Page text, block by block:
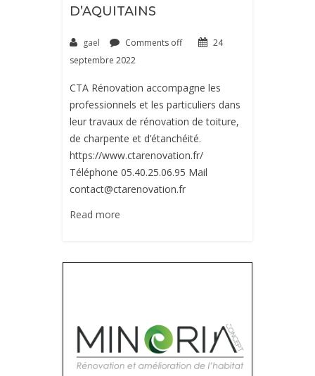
D’AQUITAINS
gael Comments off
24
septembre 2022
CTA Rénovation accompagne les
professionnels et les particuliers dans
leur travaux de rénovation de toiture,
de charpente et d’étanchéité.
https://www.ctarenovation.fr/
Téléphone 05.40.25.06.95 Mail
contact@ctarenovation.fr
Read more